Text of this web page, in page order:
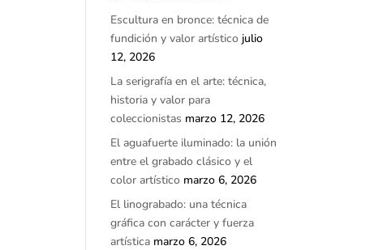
Escultura en bronce: técnica de
fundición y valor artístico julio
12, 2026
La serigrafía en el arte: técnica,
historia y valor para
coleccionistas marzo 12, 2026
El aguafuerte iluminado: la unión
entre el grabado clásico y el
color artístico marzo 6, 2026
El linograbado: una técnica
gráfica con carácter y fuerza
artística marzo 6, 2026